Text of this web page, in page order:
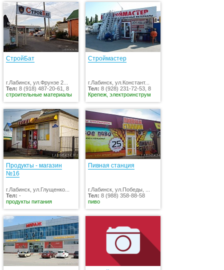
СтройБат
г.Лабинск, ул.Фрунзе 2...
Тел: 8 (918) 487-20-61, 8
строительные материалы
Строймастер
г.Лабинск, ул.Констант...
Тел: 8 (928) 231-72-53, 8
Крепеж, электроинструм
Продукты - магазин
№16
г.Лабинск, ул.Глущенко...
Тел: -
продукты питания
Пивная станция
г.Лабинск, ул.Победы, ...
Тел: 8 (988) 358-88-58
пиво